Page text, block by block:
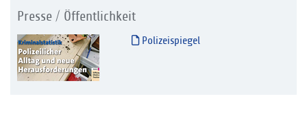
Presse / Öffentlichkeit
Polizeispiegel